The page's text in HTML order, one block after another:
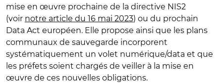
mise en œuvre prochaine de la directive NIS2
(voir notre article du 16 mai 2023) ou du prochain
Data Act européen. Elle propose ainsi que les plans
communaux de sauvegarde incorporent
systématiquement un volet numérique/data et que
les préfets soient chargés de veiller à la mise en
œuvre de ces nouvelles obligations.